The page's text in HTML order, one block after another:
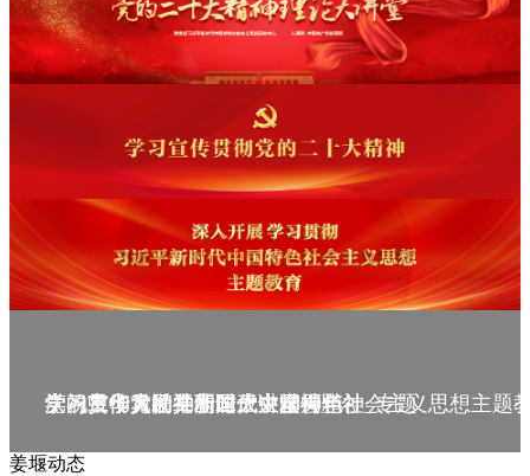
庆祝中华人民共和国成立75周年
学习贯彻党的二十届三中全会精神_专题
党的二十大精神理论大讲堂--理论
学习宣传贯彻党的二十大精神
学习贯彻习近平新时代中国特色社会主义思想主题
姜堰动态